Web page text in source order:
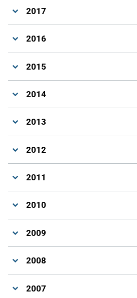
2017
2016
2015
2014
2013
2012
2011
2010
2009
2008
2007